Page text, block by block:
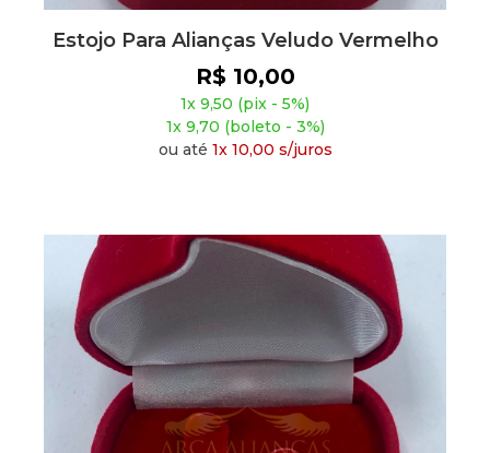
Estojo Para Alianças Veludo Vermelho
R$ 10,00
1x 9,50 (pix - 5%)
1x 9,70 (boleto - 3%)
ou até 1x 10,00 s/juros